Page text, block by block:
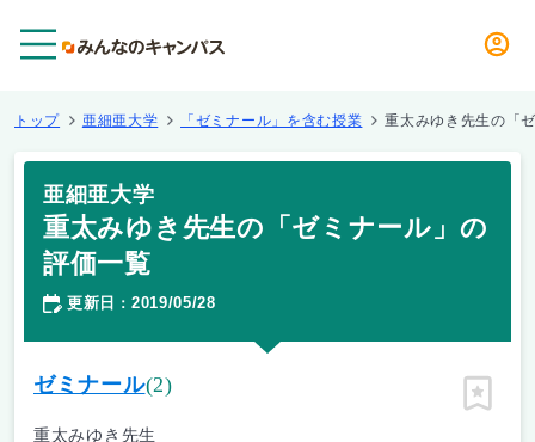
トップ 亜細亜大学 「ゼミナール」を含む授業 重太みゆき先生の「
亜細亜大学
重太みゆき先生の「ゼミナール」の
評価一覧
更新日 ： 2019/05/28
ゼミナール(2)
重太みゆき先生
ピン留